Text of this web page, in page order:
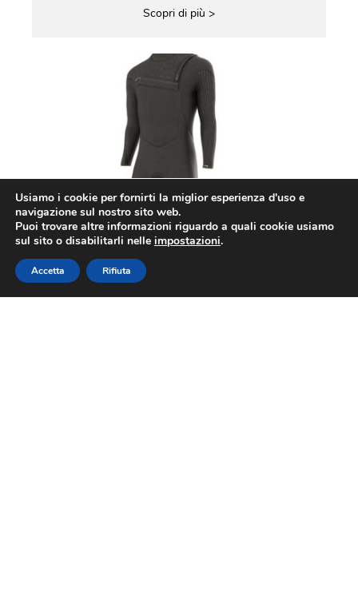
Scopri di più >
Usiamo i cookie per fornirti la miglior esperienza d'uso e
navigazione sul nostro sito web.
Puoi trovare altre informazioni riguardo a quali cookie usiamo
sul sito o disabilitarli nelle impostazioni.
Accetta Rifiuta
Parla con Jacopo o Marco